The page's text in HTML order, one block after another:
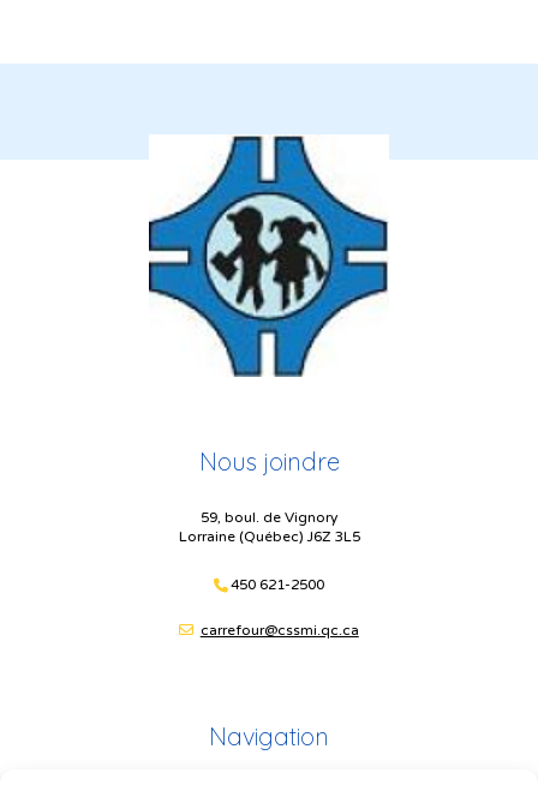
Nous joindre
59, boul. de Vignory
Lorraine (Québec) J6Z 3L5
450 621-2500
carrefour@cssmi.qc.ca
Navigation